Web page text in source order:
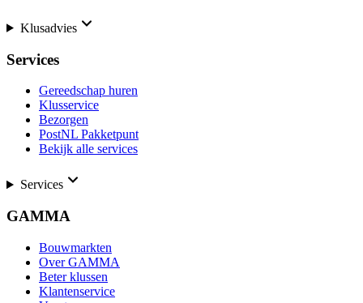
Klusadvies
Services
Gereedschap huren
Klusservice
Bezorgen
PostNL Pakketpunt
Bekijk alle services
Services
GAMMA
Bouwmarkten
Over GAMMA
Beter klussen
Klantenservice